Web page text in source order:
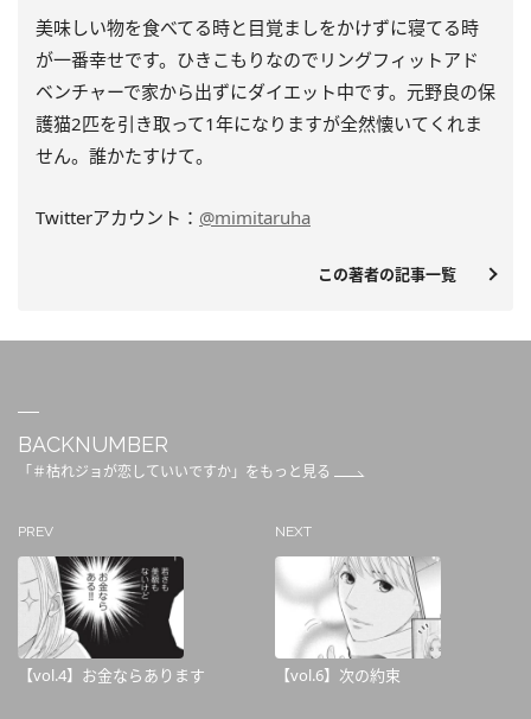
美味しい物を食べてる時と目覚ましをかけずに寝てる時
が一番幸せです。ひきこもりなのでリングフィットアド
ベンチャーで家から出ずにダイエット中です。元野良の保
護猫2匹を引き取って1年になりますが全然懐いてくれま
せん。誰かたすけて。
Twitterアカウント： @mimitaruha
この著者の記事一覧
BACKNUMBER
「＃枯れジョが恋していいですか」をもっと見る
PREV
【vol.4】お金ならあります
NEXT
【vol.6】次の約束